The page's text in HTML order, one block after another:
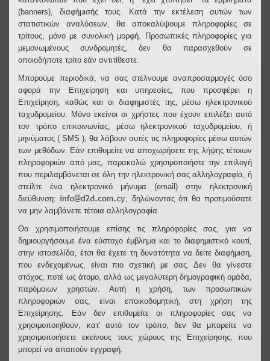
(banners), διαφήμισής τους. Κατά την εκτέλεση αυτών των
στατιστικών αναλύσεων, θα αποκαλύψουμε πληροφορίες σε
τρίτους, μόνο με συνολική μορφή. Προσωπικές πληροφορίες για
μεμονωμένους συνδρομητές, δεν θα παρασχεθούν σε
οποιοδήποτε τρίτο εάν αντιτίθεστε.
Μπορούμε περιοδικά, να σας στέλνουμε αναπροσαρμογές όσο
αφορά την Επιχείρηση και υπηρεσίες, που προσφέρει η
Επιχείρηση, καθώς και οι διαφημιστές της, μέσω ηλεκτρονικού
ταχυδρομείου. Μόνο εκείνοι οι χρήστες που έχουν επιλέξει αυτό
τον τρόπο επικοινωνίας, μέσω ηλεκτρονικού ταχυδρομείου, ή
μηνύματος ( SMS ), θα λάβουν αυτές τις πληροφορίες μέσω αυτών
των μεθόδων. Εάν επιθυμείτε να αποχωρήσετε της λήψης τέτοιων
πληροφοριών από μας, παρακαλώ χρησιμοποιήστε την επιλογή
που περιλαμβάνεται σε όλη την ηλεκτρονική σας αλληλογραφία, ή
στείλτε ένα ηλεκτρονικό μήνυμα (email) στην ηλεκτρονική
διεύθυνση:
, δηλώνοντας ότι θα προτιμούσατε
να μην λαμβάνετε τέτοια αλληλογραφία.
Θα χρησιμοποιήσουμε επίσης τις πληροφορίες σας, για να
δημιουργήσουμε ένα εύστοχο έμβλημα και το διαφημιστικό κουτί,
στην ιστοσελίδα, έτσι θα έχετε τη δυνατότητα να δείτε διαφήμιση,
που ενδεχομένως, είναι πιο σχετική με σας. Δεν θα γίνεστε
στόχος, ποτέ ως άτομο, αλλά ως μεγαλύτερη δημογραφική ομάδα,
παρόμοιων χρηστών. Αυτή η χρήση, των προσωπικών
πληροφοριών σας, είναι εποικοδομητική, στη χρήση της
Επιχείρησης. Εάν δεν επιθυμείτε οι πληροφορίες σας να
χρησιμοποιηθούν, κατ' αυτό τον τρόπο, δεν θα μπορείτε να
χρησιμοποιήσετε εκείνους τους χώρους της Επιχείρησης, που
μπορεί να απαιτούν εγγραφή.